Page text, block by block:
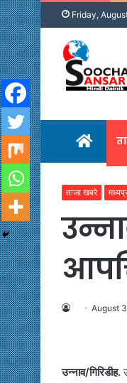
Friday,
होम
ताजा खबरे
August
उन्नाव/गिरिडीह.